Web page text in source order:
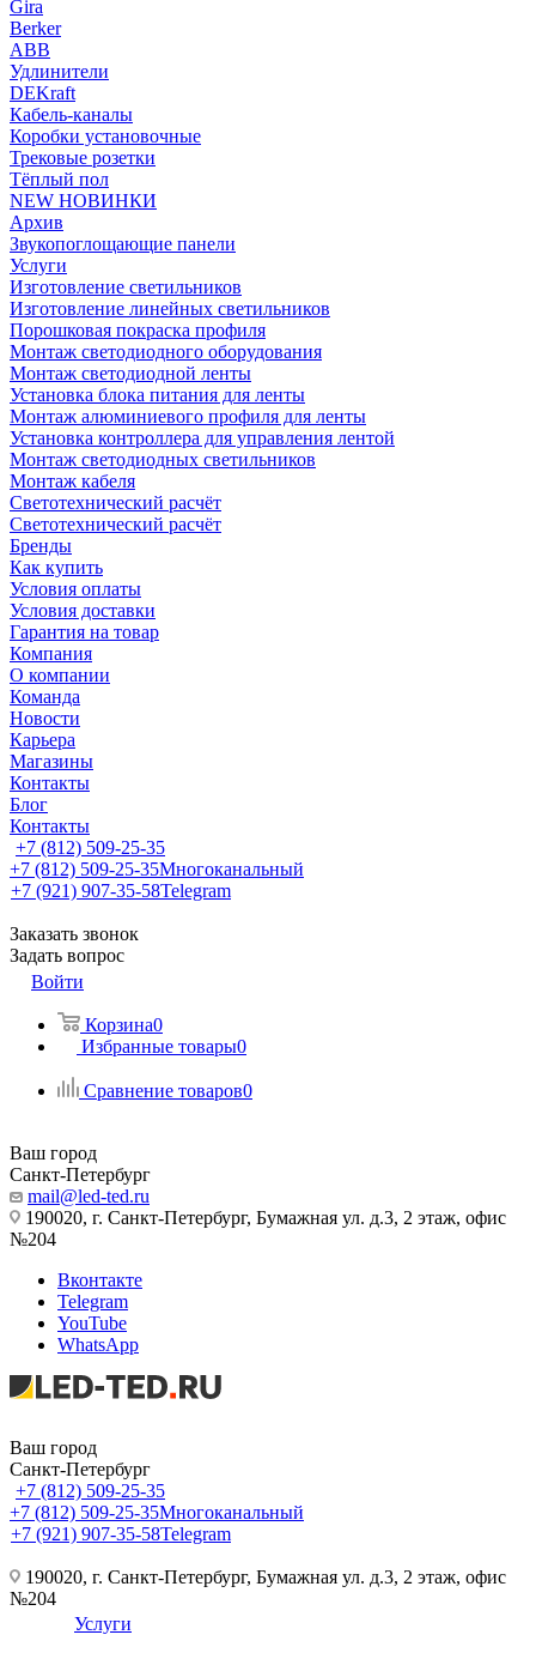
Gira
Berker
ABB
Удлинители
DEKraft
Кабель-каналы
Коробки установочные
Трековые розетки
Тёплый пол
NEW НОВИНКИ
Архив
Звукопоглощающие панели
Услуги
Изготовление светильников
Изготовление линейных светильников
Порошковая покраска профиля
Монтаж светодиодного оборудования
Монтаж светодиодной ленты
Установка блока питания для ленты
Монтаж алюминиевого профиля для ленты
Установка контроллера для управления лентой
Монтаж светодиодных светильников
Монтаж кабеля
Светотехнический расчёт
Светотехнический расчёт
Бренды
Как купить
Условия оплаты
Условия доставки
Гарантия на товар
Компания
О компании
Команда
Новости
Карьера
Магазины
Контакты
Блог
Контакты
+7 (812) 509-25-35
+7 (812) 509-25-35Многоканальный
+7 (921) 907-35-58Telegram
Заказать звонок
Задать вопрос
Войти
Корзина0
Избранные товары0
Сравнение товаров0
Ваш город
Санкт-Петербург
mail@led-ted.ru
190020, г. Санкт-Петербург, Бумажная ул. д.3, 2 этаж, офис
№204
Вконтакте
Telegram
YouTube
WhatsApp
Ваш город
Санкт-Петербург
+7 (812) 509-25-35
+7 (812) 509-25-35Многоканальный
+7 (921) 907-35-58Telegram
190020, г. Санкт-Петербург, Бумажная ул. д.3, 2 этаж, офис
№204
Услуги